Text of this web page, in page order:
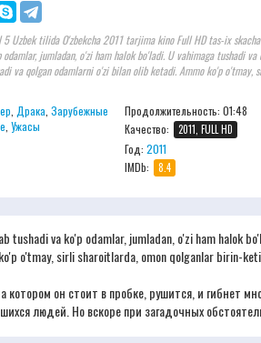
Uzbek tilida O'zbekcha 2011 tarjima kino Full HD tas-ix
jumladan, o'zi ham halok bo'ladi. U vahimaga tushadi
va qolgan odamlarni o'zi bilan olib ketadi. Ammo ko'p
Драка Зарубежные
Ужасы
Продолжительность:01:48
Качество:
2011, FULL HD
Год:2011
IMDb:
8.4
va ko'p odamlar, jumladan, o'zi ham halok
o'tmay, sirli sharoitlarda, omon qolganlar birin-
он стоит в пробке, рушится, и гибнет
людей. Но вскоре при загадочных